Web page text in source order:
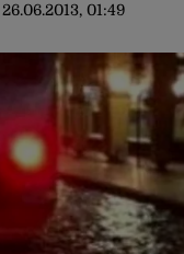
26.06.2013, 01:49